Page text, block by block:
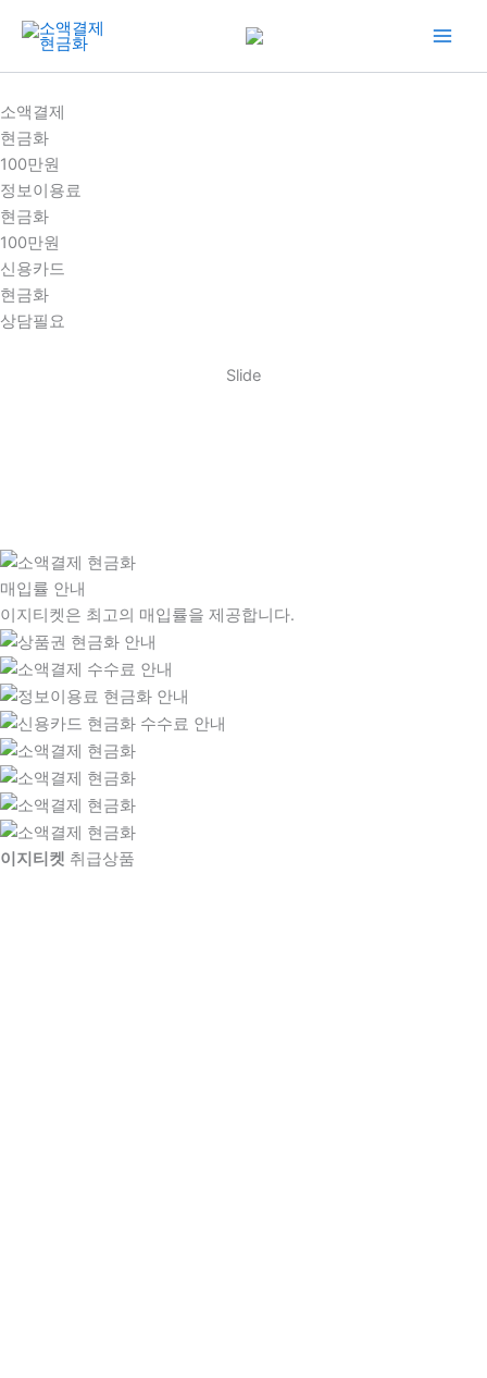
건
너
뛰
기
소액결제
현금화
100만원
정보이용료
현금화
100만원
신용카드
현금화
상담필요
Slide
매입률 안내
이지티켓은 최고의 매입률을 제공합니다.
이지티켓 취급상품